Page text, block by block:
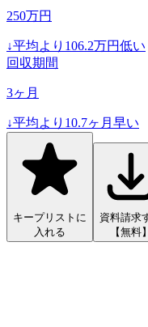
250万円
↓平均より 106.2万円低い
回収期間
3ヶ月
↓平均より 10.7ヶ月早い
キープリストに
入れる
資料請求
【無料】